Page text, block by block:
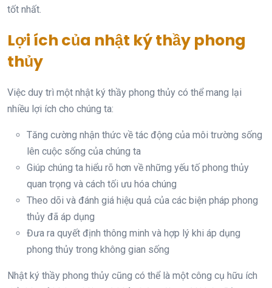
tốt nhất.
Lợi ích của nhật ký thầy phong
thủy
Việc duy trì một nhật ký thầy phong thủy có thể mang lại
nhiều lợi ích cho chúng ta:
Tăng cường nhận thức về tác động của môi trường sống
lên cuộc sống của chúng ta
Giúp chúng ta hiểu rõ hơn về những yếu tố phong thủy
quan trọng và cách tối ưu hóa chúng
Theo dõi và đánh giá hiệu quả của các biện pháp phong
thủy đã áp dụng
Đưa ra quyết định thông minh và hợp lý khi áp dụng
phong thủy trong không gian sống
Nhật ký thầy phong thủy cũng có thể là một công cụ hữu ích